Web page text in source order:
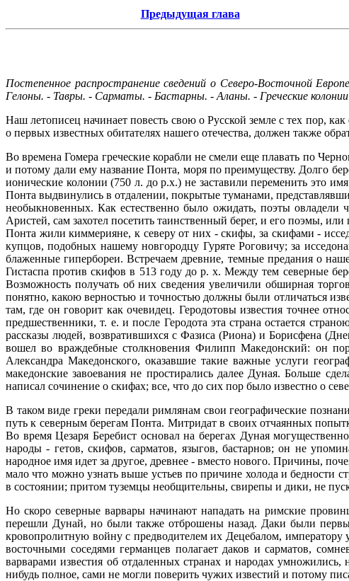
Предыдущая глава
Постепенное распространение сведений о Северо-Восточной
Гелоны. - Тавры. - Сарматы. - Бастарны. - Аланы. - Греческие
Наш летописец начинает повесть свою о Русской земле с тех пор,
о первых известных обитателях нашего отечества, должен также
Во времена Гомера греческие корабли не смели еще плавать по
и потому дали ему название Понта, моря по преимуществу. Долго
ионические колонии (750 л. до р.х.) не заставили переменить это
Понта выдвинулись в отдалении, покрытые туманами,
необыкновенных. Как естественно было ожидать, поэты
Аристей, сам захотел посетить таинственный берег, и его поэмы,
Понта жили киммерияне, к северу от них - скифы, за скифами -
купцов, подобных нашему новгородцу Гуряте Роговичу; за
блаженные гипербореи. Встречаем древние, темные предания о
Гистаспа против скифов в 513 году до р. х. Между тем северные
Возможность получать об них сведения увеличили обширная
понятно, какою верностью и точностью должны были отличаться
там, где он говорит как очевидец. Геродотовы известия точнее
предшественники, т. е. и после Геродота эта страна остается
рассказы людей, возвратившихся с Фазиса (Риона) и Борисфена
вошел во враждебные столкновения Филипп Македонский: он
Александра Македонского, оказавшие такие важные услуги
македонские завоевания не простирались далее Дуная. Больше
написал сочинение о скифах; все, что до сих пор было известно о
В таком виде греки передали римлянам свои географические
путь к северным берегам Понта. Митридат в своих отчаянных
Во время Цезаря Беребист основал на берегах Дуная
народы - гетов, скифов, сарматов, языгов, бастарнов; он не
народное имя идет за другое, древнее - вместо нового. Причины,
мало что можно узнать выше устьев по причине холода и бедности
в состоянии; притом туземцы необщительны, свирепы и дики, не
Но скоро северные варвары начинают нападать на римские
перешли Дунай, но были также отброшены назад. Даки были
кровопролитную войну с предводителем их Децебалом,
восточными соседями германцев полагает даков и сарматов,
варварами известия об отдаленных странах и народах
нибудь полное, сами не могли поверить чужих известий и потому